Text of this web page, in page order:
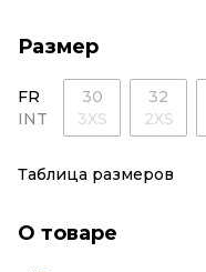
Размер
FR
INT
30
3XS
32
2XS
Таблица размеров
О товаре